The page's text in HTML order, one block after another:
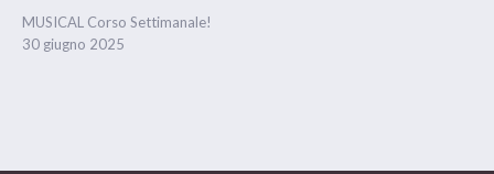
MUSICAL Corso Settimanale!
30 giugno 2025